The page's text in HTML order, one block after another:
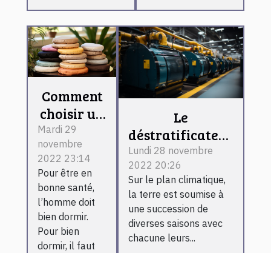
Comment
choisir un
coussin
spa ?
Mardi 29
novembre
2022 23:14
Pour être en
bonne santé,
l’homme doit
bien dormir.
Pour bien
dormir, il faut
Le
déstratificateur
d’air : ce que
c’est et son
fonctionnement
Lundi 28 novembre
2022 20:26
Sur le plan climatique,
la terre est soumise à
une succession de
diverses saisons avec
chacune leurs...